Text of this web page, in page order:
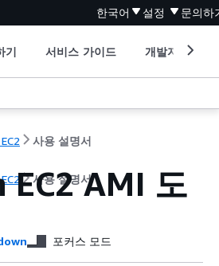
한국어 설정 문의하
기 서비스 가이드 개발자 도구
사용 설명서
사용 설명서AMI 도
포커스 모드